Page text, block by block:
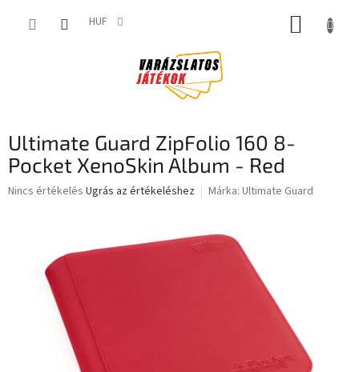
HUF KOSÁR
Ultimate Guard ZipFolio 160 8-
Pocket XenoSkin Album - Red
A
Nincs értékelés Ugrás az értékeléshez Márka: Ultimate Guard